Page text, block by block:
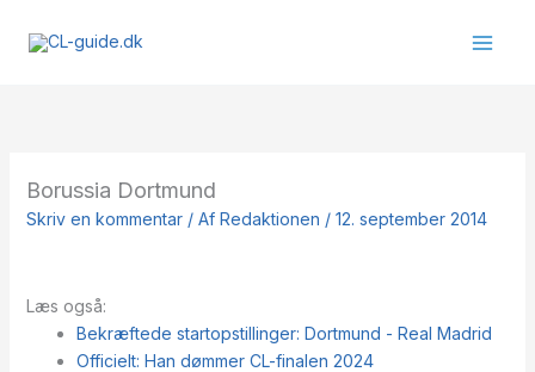
Borussia Dortmund
Skriv en kommentar / Af Redaktionen / 12. september 2014
Læs også:
Bekræftede startopstillinger: Dortmund - Real Madrid
Officielt: Han dømmer CL-finalen 2024